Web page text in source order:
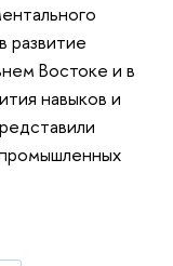
развитие
Востоке и в
навыков и